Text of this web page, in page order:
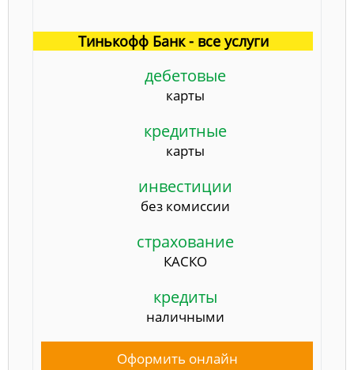
Тинькофф Банк - все услуги
дебетовые
карты
кредитные
карты
инвестиции
без комиссии
страхование
КАСКО
кредиты
наличными
Оформить онлайн